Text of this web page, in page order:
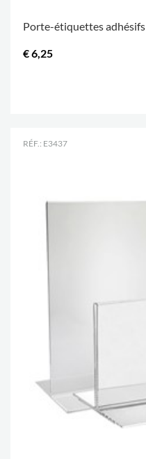
Porte-étiquettes adhésifs
€ 6,25
RÉF.: E3437